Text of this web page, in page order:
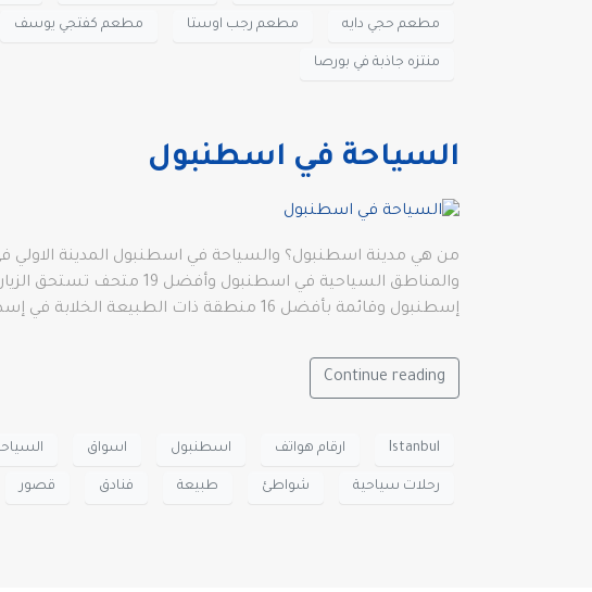
مطعم حجي دايه مطعم رجب اوستا مطعم كفتجي يوسف
منتزه جاذبة في بورصا
السياحة في اسطنبول
من هي مدينة اسطنبول؟ والسياحة في اسطنبول المدينة الاولي
إسطنبول وقائمة بأفضل 16 منطقة ذات الطبيعة الخلابة في إسطنبول.
Continue reading
Istanbul ارقام هواتف اسطنبول اسواق
رحلات سياحية شواطئ طبيعة فنادق قصور